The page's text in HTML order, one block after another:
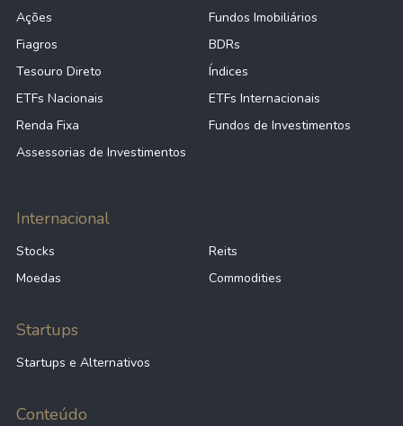
Ações
Fundos Imobiliários
Fiagros
BDRs
Tesouro Direto
Índices
ETFs Nacionais
ETFs Internacionais
Renda Fixa
Fundos de Investimentos
Assessorias de Investimentos
Internacional
Stocks
Reits
Moedas
Commodities
Startups
Startups e Alternativos
Conteúdo